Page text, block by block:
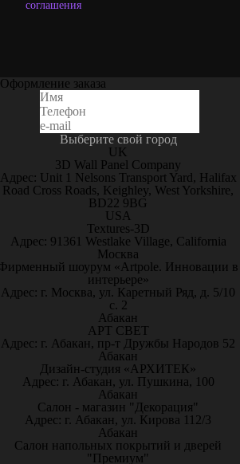
соглашения
Оформление заказа
Выберите свой город
UK
3D Wall Panel Company
Адрес: Unit 1 Nelsons Transport Yard, Halifax
Road Cross Roads, Keighley, West Yorkshire,
BD22 9BG
USA
Textures-3D
Адрес: 91361 Westlake Village, California
Москва
шоурум «Artpole. Инновации в
интерьере»
Адрес: г. Москва, ул. Каретный Ряд, д. 5/10
с. 2
Абакан
АРТ СВЕТ
Адрес: г. Абакан, пр-т Дружбы Народов 52
Абакан
Дизайн-студия «АРХИТЕК»
Адрес: г. Абакан, ул. Пушкина, 100
Абакан
Салон - магазин "Декорация"
Адрес: г. Абакан, ул. Кирова 112/3
Абакан
Салон напольных покрытий и дверей
"Премиум"